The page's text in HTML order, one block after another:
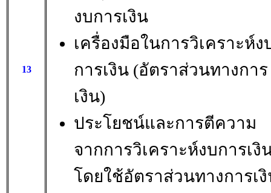
13
งบการเงิน
เครื่องมือในการวิเคราะห์ง
การเงิน (อัตราส่วนทางการ
เงิน)
ประโยชน์และการตีความ
จากการวิเคราะห์งบการเงิ
โดยใช้อัตราส่วนทางการเ